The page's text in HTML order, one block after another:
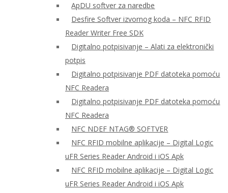
ApDU softver za naredbe
Desfire Softver izvornog koda – NFC RFID
Reader Writer Free SDK
Digitalno potpisivanje – Alati za elektronički
potpis
Digitalno potpisivanje PDF datoteka pomoću
NFC Readera
Digitalno potpisivanje PDF datoteka pomoću
NFC Readera
NFC NDEF NTAG® SOFTVER
NFC RFID mobilne aplikacije – Digital Logic
uFR Series Reader Android i iOS Apk
NFC RFID mobilne aplikacije – Digital Logic
uFR Series Reader Android i iOS Apk